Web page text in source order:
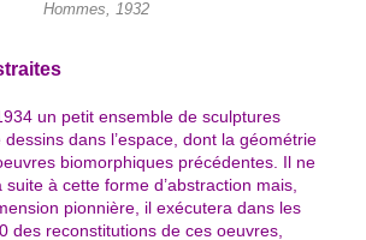
Hommes, 1932
un petit ensemble de sculptures
dans l’espace, dont la géométrie
biomorphiques précédentes. Il ne
à cette forme d’abstraction mais,
pionnière, il exécutera dans les
des reconstitutions de ces oeuvres,